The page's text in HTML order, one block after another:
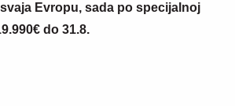
Evropu, sada po specijalnoj
do 31.8.